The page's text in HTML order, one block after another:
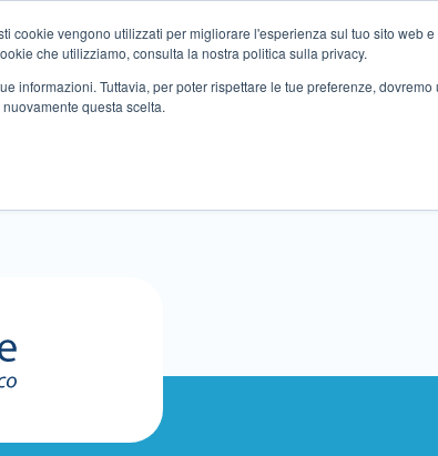
cookie vengono utilizzati per migliorare l'esperienza sul tuo sito web
che utilizziamo, consulta la nostra politica sulla privacy.
informazioni. Tuttavia, per poter rispettare le tue preferenze,
questa scelta.